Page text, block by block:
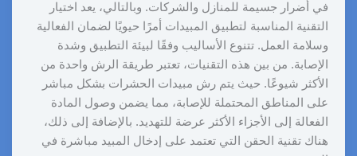
في أضرار جسيمة للمنازل والشركات. وبالتالي، يعد اختيار
التقنية المناسبة لتطبيق المبيدات أمرًا حيويًا لضمان الفعالية
وسلامة العمل. تتنوع الأساليب وفقًا لبيئة التطبيق وشدة
الإصابة. من بين هذه التقنيات، تعتبر طريقة الرش واحدة من
الأكثر شيوعًا. حيث يتم رش مبيدات الحشرات بشكل مباشر
على المناطق المحتملة للإصابة، مما يضمن وصول المادة
الفعالة إلى الأجزاء الأكثر عرضة للتهديد. بالإضافة إلى ذلك،
هناك تقنية الحقن التي تعتمد على إدخال المبيد مباشرة في